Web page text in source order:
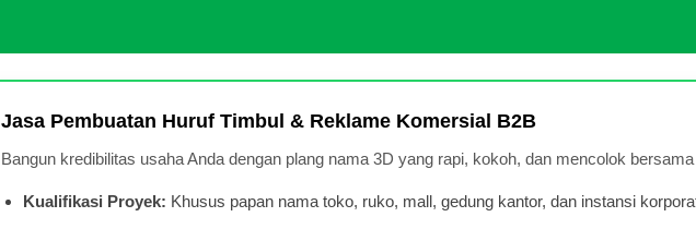
Jasa Pembuatan Huruf Timbul & Reklame Komersial B2B
Bangun kredibilitas usaha Anda dengan plang nama 3D yang rapi, kokoh, dan mencolok
Kualifikasi Proyek: Khusus papan nama toko, ruko, mall, gedung kantor, dan instansi